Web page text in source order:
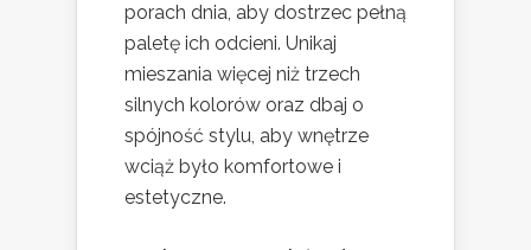
porach dnia, aby dostrzec pełną
paletę ich odcieni. Unikaj
mieszania więcej niż trzech
silnych kolorów oraz dbaj o
spójność stylu, aby wnętrze
wciąż było komfortowe i
estetyczne.